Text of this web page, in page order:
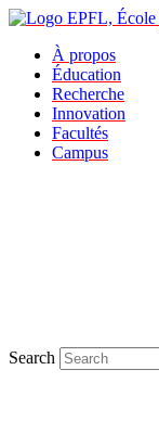
À propos
Éducation
Recherche
Innovation
Facultés
Campus
Search